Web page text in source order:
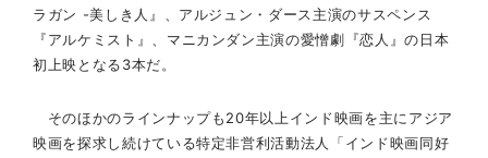
ラガン -美しき人』、アルジュン・ダース主演のサスペンス
『アルケミスト』、マニカンダン主演の愛憎劇『恋人』の日本
初上映となる3本だ。
そのほかのラインナップも20年以上インド映画を主にアジア
映画を探求し続けている特定非営利活動法人「インド映画同好